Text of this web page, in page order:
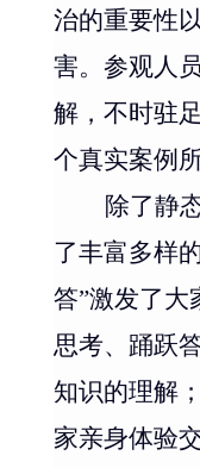
治的重要性
害。参观人
解，不时驻
个真实案例
除了静
了丰富多样
答”激发了大
思考、踊跃
知识的理解；
家亲身体验